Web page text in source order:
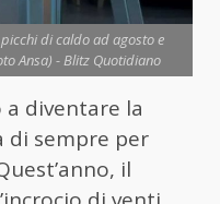
di caldo ad agosto e
Ansa) - Blitz Quotidiano
a diventare la
di sempre per
il